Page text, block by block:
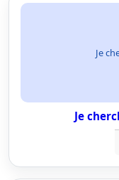
Je
Je